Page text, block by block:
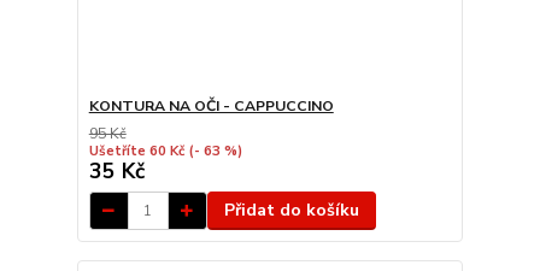
KONTURA NA OČI - CAPPUCCINO
95 Kč
Ušetříte 60 Kč (- 63 %)
35 Kč
Přidat do košíku